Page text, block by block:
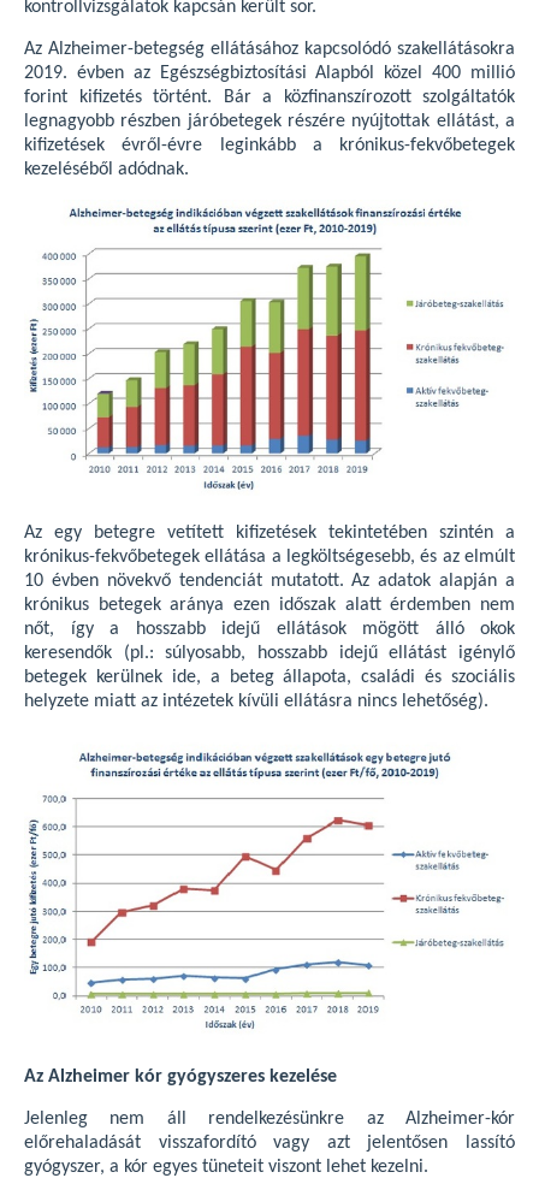
kontrollvizsgálatok kapcsán került sor.
Az Alzheimer-betegség ellátásához kapcsolódó szakellátásokra
2019. évben az Egészségbiztosítási Alapból közel 400 millió
forint kifizetés történt. Bár a közfinanszírozott szolgáltatók
legnagyobb részben járóbetegek részére nyújtottak ellátást, a
kifizetések évről-évre leginkább a krónikus-fekvőbetegek
kezeléséből adódnak.
Az egy betegre vetített kifizetések tekintetében szintén a
krónikus-fekvőbetegek ellátása a legköltségesebb, és az elmúlt
10 évben növekvő tendenciát mutatott. Az adatok alapján a
krónikus betegek aránya ezen időszak alatt érdemben nem
nőt, így a hosszabb idejű ellátások mögött álló okok
keresendők (pl.: súlyosabb, hosszabb idejű ellátást igénylő
betegek kerülnek ide, a beteg állapota, családi és szociális
helyzete miatt az intézetek kívüli ellátásra nincs lehetőség).
Az Alzheimer kór gyógyszeres kezelése
Jelenleg nem áll rendelkezésünkre az Alzheimer-kór
előrehaladását visszafordító vagy azt jelentősen lassító
gyógyszer, a kór egyes tüneteit viszont lehet kezelni.